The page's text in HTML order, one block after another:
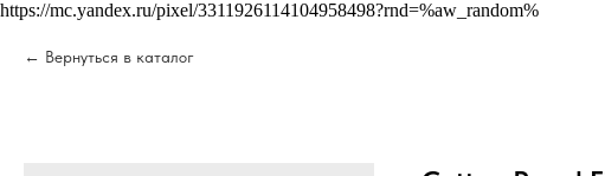
https://mc.yandex.ru/pixel/3311926114104958498?rnd=%aw_random%
Вернуться в каталог